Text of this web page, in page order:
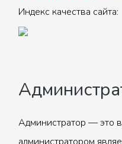
Индекс качества сайта:
Администратор — это